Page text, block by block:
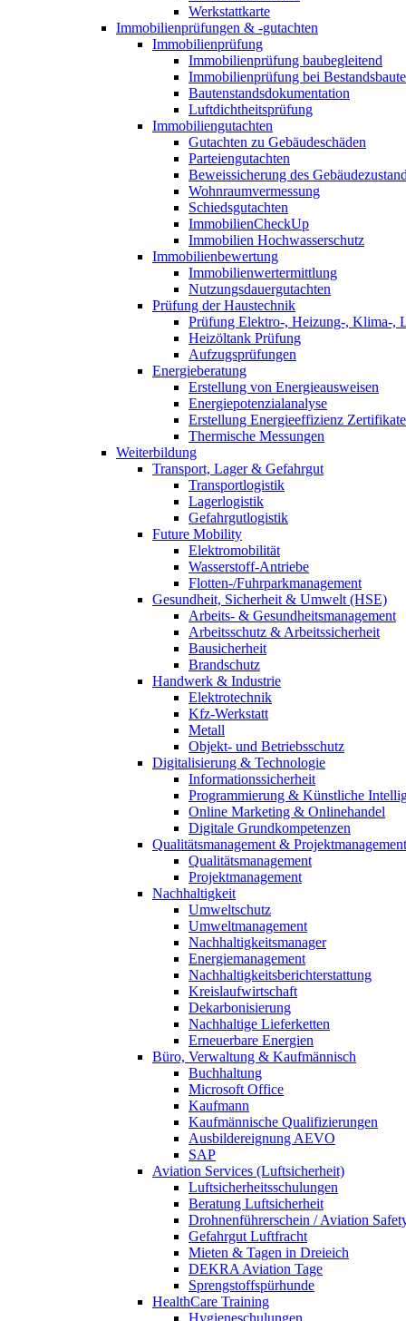
Werkstattkarte
Immobilienprüfungen & -gutachten
Immobilienprüfung
Immobilienprüfung baubegleitend
Immobilienprüfung bei
Bautenstandsdokumentation
Luftdichtheitsprüfung
Immobiliengutachten
Gutachten zu Gebäudeschäden
Parteiengutachten
Beweissicherung des
Wohnraumvermessung
Schiedsgutachten
ImmobilienCheckUp
Immobilien Hochwasserschutz
Immobilienbewertung
Immobilienwertermittlung
Nutzungsdauergutachten
Prüfung der Haustechnik
Prüfung Elektro-, Heizung-, Klima-,
Heizöltank Prüfung
Aufzugsprüfungen
Energieberatung
Erstellung von Energieausweisen
Energiepotenzialanalyse
Erstellung Energieeffizienz Zertifikate
Thermische Messungen
Weiterbildung
Transport, Lager & Gefahrgut
Transportlogistik
Lagerlogistik
Gefahrgutlogistik
Future Mobility
Elektromobilität
Wasserstoff-Antriebe
Flotten-/Fuhrparkmanagement
Gesundheit, Sicherheit & Umwelt (HSE)
Arbeits- & Gesundheitsmanagement
Arbeitsschutz & Arbeitssicherheit
Bausicherheit
Brandschutz
Handwerk & Industrie
Elektrotechnik
Kfz-Werkstatt
Metall
Objekt- und Betriebsschutz
Digitalisierung & Technologie
Informationssicherheit
Programmierung & Künstliche
Online Marketing & Onlinehandel
Digitale Grundkompetenzen
Qualitätsmanagement & Projektmanagement
Qualitätsmanagement
Projektmanagement
Nachhaltigkeit
Umweltschutz
Umweltmanagement
Nachhaltigkeitsmanager
Energiemanagement
Nachhaltigkeitsberichterstattung
Kreislaufwirtschaft
Dekarbonisierung
Nachhaltige Lieferketten
Erneuerbare Energien
Büro, Verwaltung & Kaufmännisch
Buchhaltung
Microsoft Office
Kaufmann
Kaufmännische Qualifizierungen
Ausbildereignung AEVO
SAP
Aviation Services (Luftsicherheit)
Luftsicherheitsschulungen
Beratung Luftsicherheit
Drohnenführerschein / Aviation
Gefahrgut Luftfracht
Mieten & Tagen in Dreieich
DEKRA Aviation Tage
Sprengstoffspürhunde
HealthCare Training
Hygieneschulungen